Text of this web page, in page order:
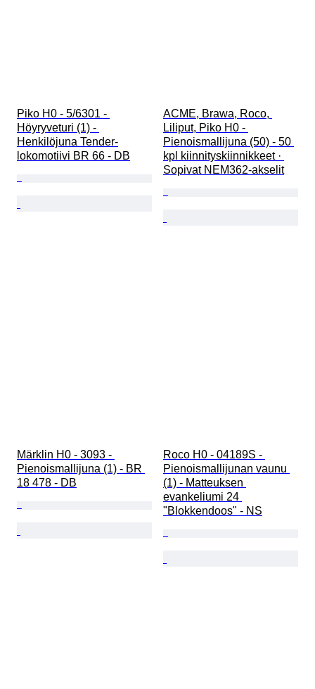
Piko H0 - 5/6301 -
Höyryveturi (1) -
Henkilöjuna Tender-
lokomotiivi BR 66 - DB
ACME, Brawa, Roco,
Liliput, Piko H0 -
Pienoismallijuna (50) - 50
kpl kiinnityskiinnikkeet ·
Sopivat NEM362-akselit
Märklin H0 - 3093 -
Pienoismallijuna (1) - BR
18 478 - DB
Roco H0 - 04189S -
Pienoismallijunan vaunu
(1) - Matteuksen
evankeliumi 24
"Blokkendoos" - NS